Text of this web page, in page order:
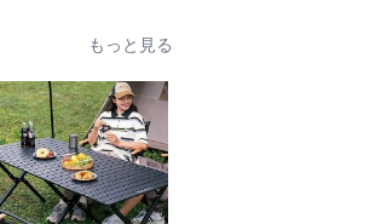
もっと見る